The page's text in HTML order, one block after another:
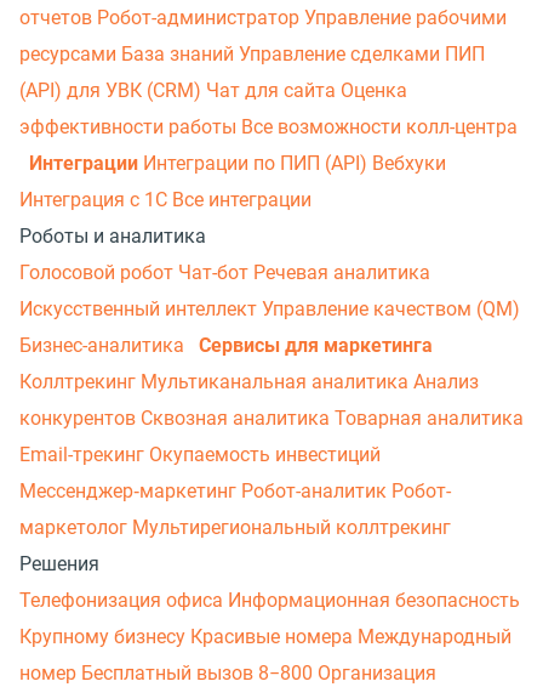
отчетов Робот-администратор Управление рабочими
ресурсами База знаний Управление сделками ПИП
(API) для УВК (CRM) Чат для сайта Оценка
эффективности работы Все возможности колл-центра
Интеграции Интеграции по ПИП (API) Вебхуки
Интеграция с 1С Все интеграции
Роботы и аналитика
Голосовой робот Чат-бот Речевая аналитика
Искусственный интеллект Управление качеством (QM)
Бизнес-аналитика
Сервисы для маркетинга
Коллтрекинг Мультиканальная аналитика Анализ
конкурентов Сквозная аналитика Товарная аналитика
Email-трекинг Окупаемость инвестиций
Мессенджер‑маркетинг Робот-аналитик Робот-
маркетолог Мультирегиональный коллтрекинг
Решения
Телефонизация офиса Информационная безопасность
Крупному бизнесу Красивые номера Международный
номер Бесплатный вызов 8−800 Организация